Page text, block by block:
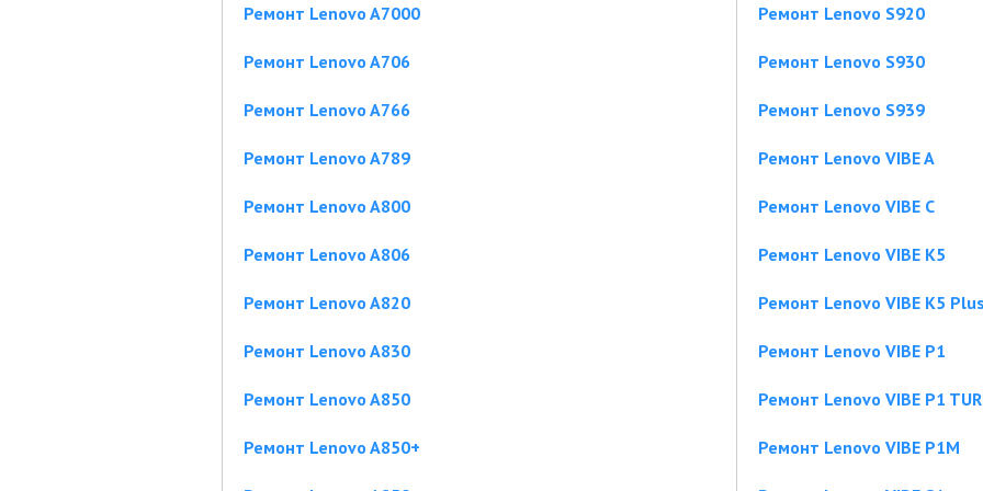
Ремонт Lenovo A7000
Ремонт Lenovo A706
Ремонт Lenovo A766
Ремонт Lenovo A789
Ремонт Lenovo A800
Ремонт Lenovo A806
Ремонт Lenovo A820
Ремонт Lenovo A830
Ремонт Lenovo A850
Ремонт Lenovo A850+
Ремонт Lenovo S920
Ремонт Lenovo S930
Ремонт Lenovo S939
Ремонт Lenovo VIBE A
Ремонт Lenovo VIBE C
Ремонт Lenovo VIBE K5
Ремонт Lenovo VIBE K5 Plus
Ремонт Lenovo VIBE P1
Ремонт Lenovo VIBE P1
Ремонт Lenovo VIBE P1M